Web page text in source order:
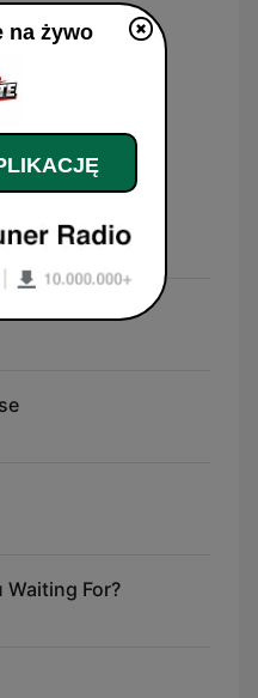
Waiting For?
na żywo